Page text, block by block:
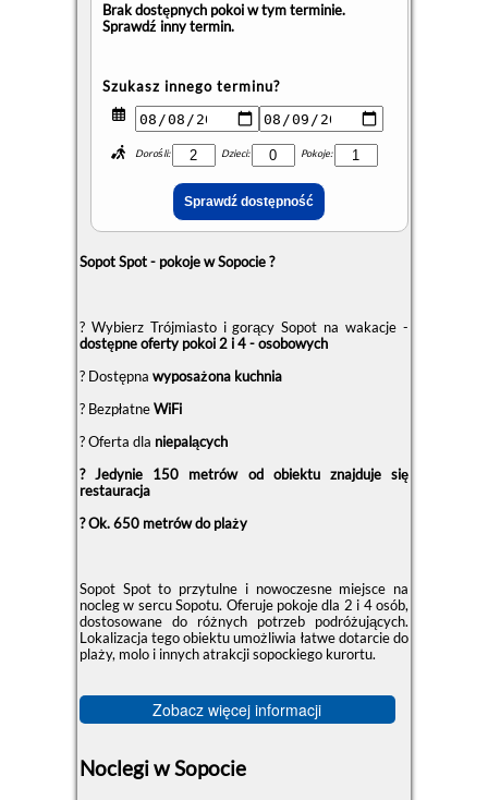
Brak dostępnych pokoi w tym terminie.
Sprawdź inny termin.
Szukasz innego terminu?
Dorośli: Dzieci: Pokoje:
Sopot Spot - pokoje w Sopocie ?
? Wybierz Trójmiasto i gorący Sopot na wakacje -
dostępne oferty pokoi 2 i 4 - osobowych
? Dostępna wyposażona kuchnia
? BezpłatneWiFi
? Oferta dla niepalących
? Jedynie 150 metrów od obiektu znajduje się
restauracja
? Ok. 650 metrów do plaży
Sopot Spot to przytulne i nowoczesne miejsce na
nocleg w sercu Sopotu. Oferuje pokoje dla 2 i 4 osób,
dostosowane do różnych potrzeb podróżujących.
Lokalizacja tego obiektu umożliwia łatwe dotarcie do
plaży, molo i innych atrakcji sopockiego kurortu.
Zobacz więcej informacji
Noclegi w Sopocie